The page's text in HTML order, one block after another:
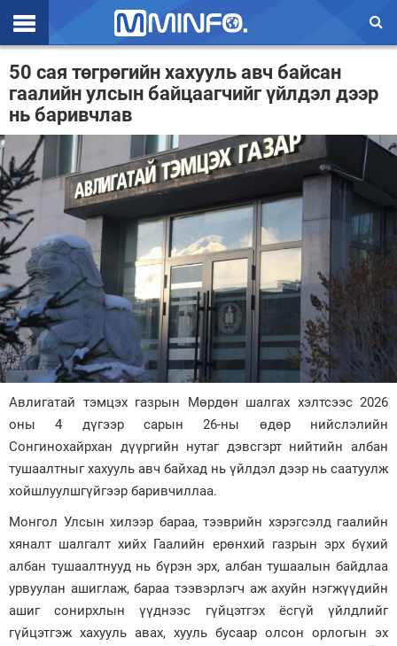
Эхлэл
Цаг агаар
Валют ханш
Улс төр
Эдийн засаг
Үзэл бодол
Спорт
Нийгэм
Дэлхий
Зурхай
50 сая төгрөгийн хахууль авч байсан
гаалийн улсын байцаагчийг үйлдэл дээр
нь баривчлав
Авлигатай тэмцэх газрын Мөрдөн шалгах хэлтсээс 2026
оны 4 дүгээр сарын 26-ны өдөр нийслэлийн
Сонгинохайрхан дүүргийн нутаг дэвсгэрт нийтийн албан
тушаалтныг хахууль авч байхад нь үйлдэл дээр нь саатуулж
хойшлуулшгүйгээр баривчиллаа.
Монгол Улсын хилээр бараа, тээврийн хэрэгсэлд гаалийн
хяналт шалгалт хийх Гаалийн ерөнхий газрын эрх бүхий
албан тушаалтнууд нь бүрэн эрх, албан тушаалын байдлаа
урвуулан ашиглаж, бараа тээвэрлэгч аж ахуйн нэгжүүдийн
ашиг сонирхлын үүднээс гүйцэтгэх ёсгүй үйлдлийг
гүйцэтгэж хахууль авах, хууль бусаар олсон орлогын эх